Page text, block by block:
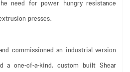
need for power hungry resistance
presses.
commissioned an industrial version
a one-of-a-kind, custom built Shear